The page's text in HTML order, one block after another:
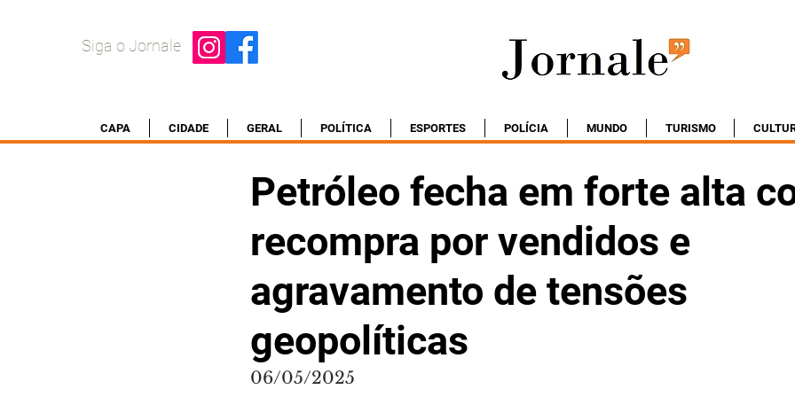
Siga o Jornale
CAPA CIDADE GERAL POLÍTICA ESPORTES POLÍCIA MUNDO TURISMO
Petróleo fecha em forte alta
recompra por vendidos e
agravamento de tensões
geopolíticas
06/05/2025